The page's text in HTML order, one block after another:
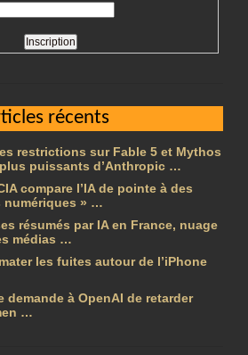
récents
restrictions sur Fable 5 et Mythos
puissants d’Anthropic …
compare l’IA de pointe à des
numériques » …
résumés par IA en France, nuage
médias …
les fuites autour de l’iPhone
demande à OpenAI de retarder
…